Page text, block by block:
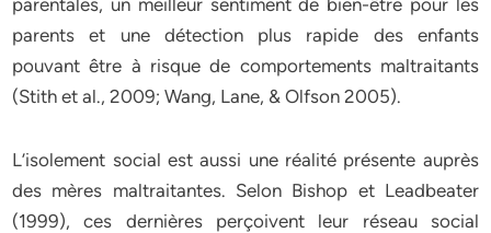
parentales, un meilleur sentiment de bien-être pour les
parents et une détection plus rapide des enfants
pouvant être à risque de comportements maltraitants
(Stith et al., 2009; Wang, Lane, & Olfson 2005).
L’isolement social est aussi une réalité présente auprès
des mères maltraitantes. Selon Bishop et Leadbeater
(1999), ces dernières perçoivent leur réseau social